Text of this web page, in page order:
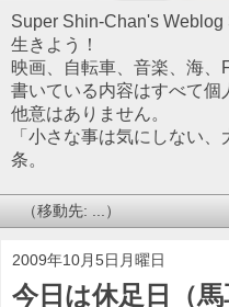
Super Shin-Chan's
生きよう！
映画、自転車、音楽、海、
書いている内容はすべて個
他意はありません。
「小さな事は気にしない
条。
2009年10月5日月曜日
今日は休足日（馬